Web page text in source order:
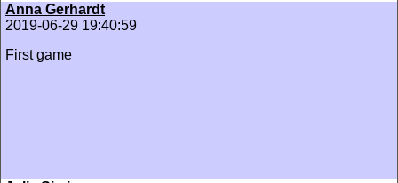
Anna Gerhardt
2019-06-29 19:40:59
First game